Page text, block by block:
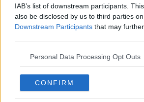
IAB’s list of downstream participants.
also be disclosed by us to third parties
Downstream Participants that may
Personal Data Processing Opt Outs
CONFIRM
Tipologia B (3 tracce):
argomentativo
Per il testo argomentativo, una delle tracce
discorso del presidente Giuseppe Saragat
Assemblea Costituente.
Ancora, ecco brani da "I confini contano.
riscoprire l'arte di tracciare fontiere" del
e diPiero Bianuccida "Te lo dico con